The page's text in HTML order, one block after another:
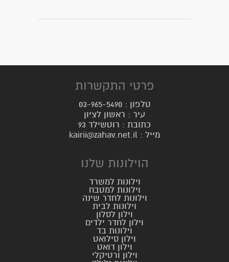
פרטי התקשרות
טלפון : 03-965-5490
עיר : ראשון לציון
כתובת : רוטשילד 93
מייל : kairii@zahav.net.il
הוילונות שלנו
וילונות למשרד
וילונות למטבח
וילונות לחדר שינה
וילונות לבית
וילון לסלון
וילון לחדר ילדים
וילונות בד
וילון סילואט
וילון דואט
וילון ורטיקלי